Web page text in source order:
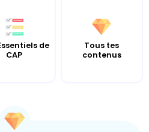
de
CAP
Tous tes
contenus